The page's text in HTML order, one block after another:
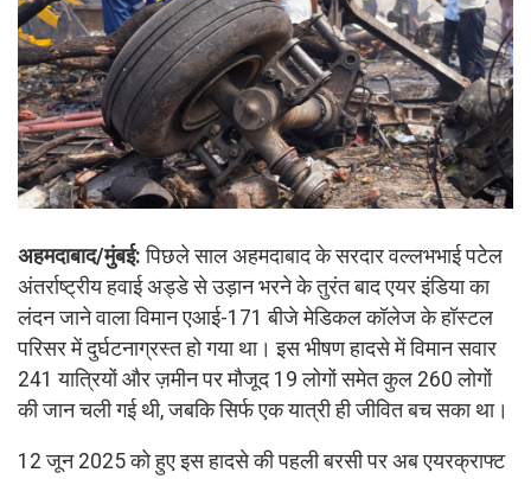
अहमदाबाद/मुंबई: पिछले साल अहमदाबाद के सरदार वल्लभभाई पटेल
अंतर्राष्ट्रीय हवाई अड्डे से उड़ान भरने के तुरंत बाद एयर इंडिया का
लंदन जाने वाला विमान एआई-171 बीजे मेडिकल कॉलेज के हॉस्टल
परिसर में दुर्घटनाग्रस्त हो गया था। इस भीषण हादसे में विमान सवार
241 यात्रियों और ज़मीन पर मौजूद 19 लोगों समेत कुल 260 लोगों
की जान चली गई थी, जबकि सिर्फ एक यात्री ही जीवित बच सका था।
12 जून 2025 को हुए इस हादसे की पहली बरसी पर अब एयरक्राफ्ट